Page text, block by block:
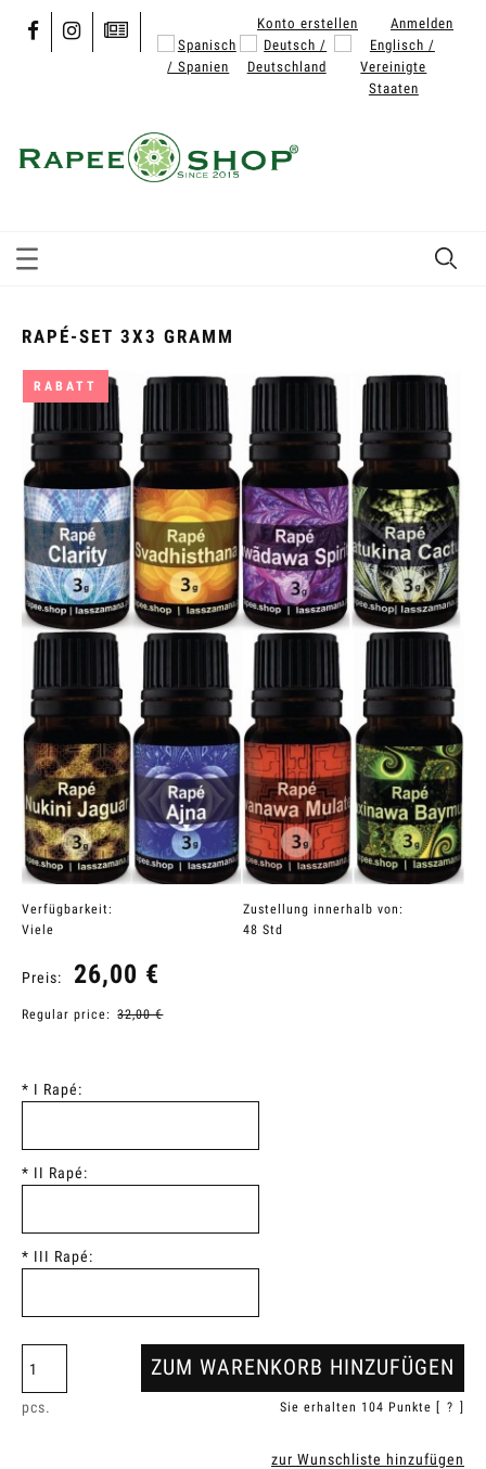
Konto erstellen Anmelden
RAPÉ-SET 3X3 GRAMM
RABATT
Verfügbarkeit:
Viele
Zustellung innerhalb von:
48 Std
Preis: 26,00 €
Regular price: 32,00 €
* I Rapé:
* II Rapé:
* III Rapé:
pcs.
ZUM WARENKORB HINZUFÜGEN
Sie erhalten 104 Punkte [ ? ]
zur Wunschliste hinzufügen